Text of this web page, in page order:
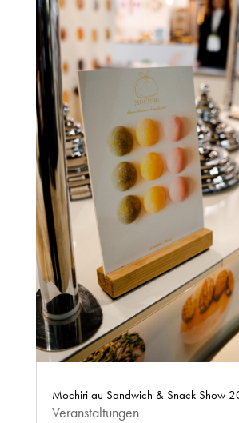
Mochiri au Sandwich & Snack Show
Veranstaltungen